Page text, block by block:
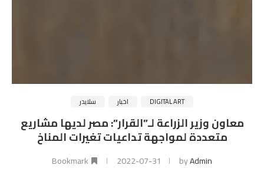
DIGITAL ART اخبار سلايدر
معاون وزير الزراعة لـ”القرار”: مصر لديها مشاريع
متعددة لمواجهة تداعيات تغيرات المناخ
byAdmin
2022-07-31
Bookmark